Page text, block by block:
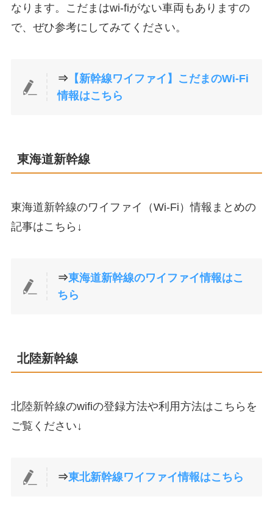
なります。こだまはwi-fiがない車両もありますの
で、ぜひ参考にしてみてください。
⇒ 【新幹線ワイファイ】こだまのWi-Fi
情報はこちら
東海道新幹線
東海道新幹線のワイファイ（Wi-Fi）情報まとめの
記事はこちら↓
⇒東海道新幹線のワイファイ情報はこ
ちら
北陸新幹線
北陸新幹線のwifiの登録方法や利用方法はこちらを
ご覧ください↓
⇒東北新幹線ワイファイ情報はこちら